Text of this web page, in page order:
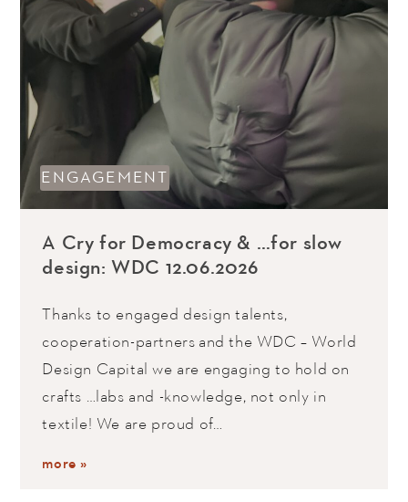
ENGAGEMENT
A Cry for Democracy & …for slow
design: WDC 12.06.2026
Thanks to engaged design talents,
cooperation-partners and the WDC – World
Design Capital we are engaging to hold on
crafts …labs and -knowledge, not only in
textile! We are proud of…
more »